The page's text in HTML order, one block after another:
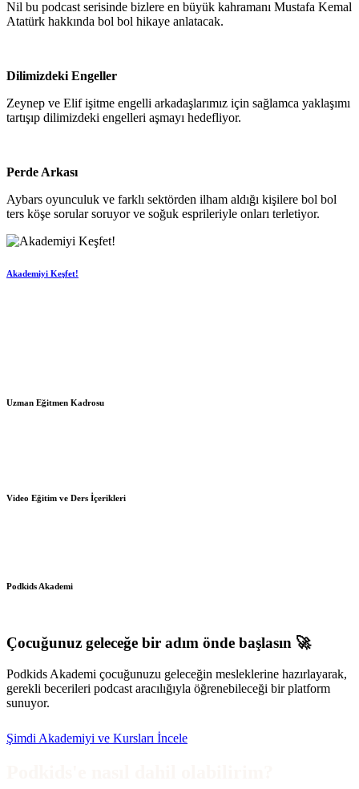
Nil bu podcast serisinde bizlere en büyük kahramanı Mustafa Kemal
Atatürk hakkında bol bol hikaye anlatacak.
Dilimizdeki Engeller
Zeynep ve Elif işitme engelli arkadaşlarımız için sağlamca yaklaşımı
tartışıp dilimizdeki engelleri aşmayı hedefliyor.
Perde Arkası
Aybars oyunculuk ve farklı sektörden ilham aldığı kişilere bol bol
ters köşe sorular soruyor ve soğuk esprileriyle onları terletiyor.
Akademiyi Keşfet!
Uzman Eğitmen Kadrosu
Video Eğitim ve Ders İçerikleri
Podkids Akademi
Çocuğunuz geleceğe bir adım önde başlasın 🚀
Podkids Akademi çocuğunuzu geleceğin mesleklerine hazırlayarak,
gerekli becerileri podcast aracılığıyla öğrenebileceği bir platform
sunuyor.
Şimdi Akademiyi ve Kursları İncele